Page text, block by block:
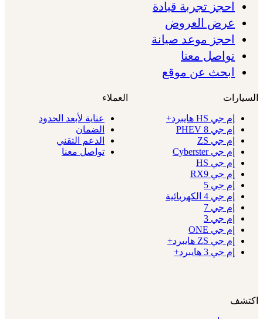
احجز تجربة قيادة
عرض العروض
احجز موعد صيانة
تواصل معنا
ابحث عن موقع
السيارات
إم جي HS هايبرد+
إم جي 8 PHEV
إم جي ZS
إم جي Cyberster
إم جي HS
إم جي RX9
إم جي 5
إم جي 4 الكهربائية
إم جي 7
إم جي 3
إم جي ONE
إم جي ZS هايبرد+
إم جي 3 هايبرد+
العملاء
عناية لأبعد الحدود
الضمان
الدعم التقني
تواصل معنا
اكتشف